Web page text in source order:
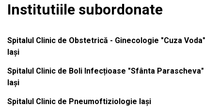
Institutiile subordonate
Spitalul Clinic de Obstetrică - Ginecologie "Cuza Voda"
Iași
Spitalul Clinic de Boli Infecțioase "Sfânta Parascheva"
Iași
Spitalul Clinic de Pneumoftiziologie Iași